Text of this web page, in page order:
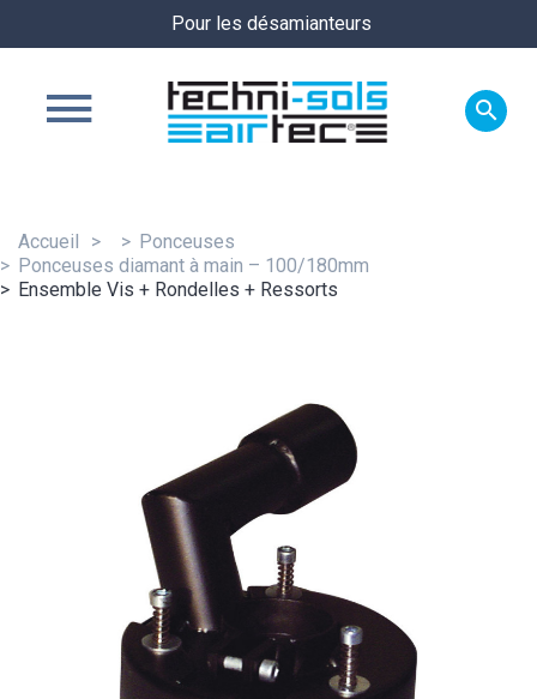
Pour les désamianteurs

Accueil
Ponceuses
Ponceuses diamant à main – 100/180mm
Ensemble Vis + Rondelles + Ressorts